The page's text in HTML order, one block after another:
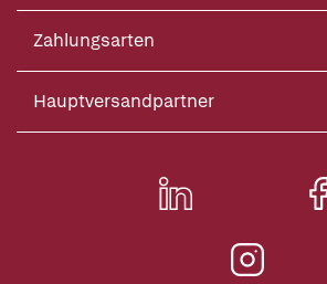
Zahlungsarten
Hauptversandpartner